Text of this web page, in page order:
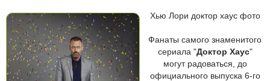
Хью Лори доктор хаус фото
Фанаты самого знаменитого
сериала "Доктор Хаус"
могут радоваться, до
официального выпуска 6-го